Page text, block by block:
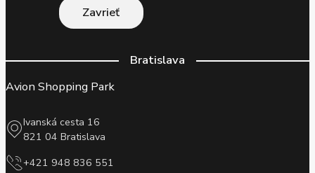
Zavrieť
Bratislava
Avion Shopping Park
Ivanská cesta 16
821 04 Bratislava
+421 948 836 551